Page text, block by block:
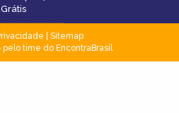
Grátis
Sitemap
time do EncontraBrasil